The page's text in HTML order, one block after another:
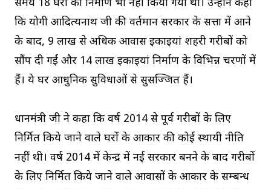
समय 18 घरों का निर्माण भी नहीं किया गया था। उन्होंने कहा
कि योगी आदित्यनाथ जी की वर्तमान सरकार के सत्ता में आने
के बाद, 9 लाख से अधिक आवास इकाइयां शहरी गरीबों को
सौंप दी गईं और 14 लाख इकाइयां निर्माण के विभिन्न चरणों में
हैं। ये घर आधुनिक सुविधाओं से सुसज्जित हैं।
प्रधानमंत्री जी ने कहा कि वर्ष 2014 से पूर्व गरीबों के लिए
निर्मित किये जाने वाले घरों के आकार की कोई स्थायी नीति
नहीं थी। वर्ष 2014 में केन्द्र में नई सरकार बनने के बाद गरीबों
के लिए निर्मित किये जाने वाले आवासों के आकार के सम्बन्ध